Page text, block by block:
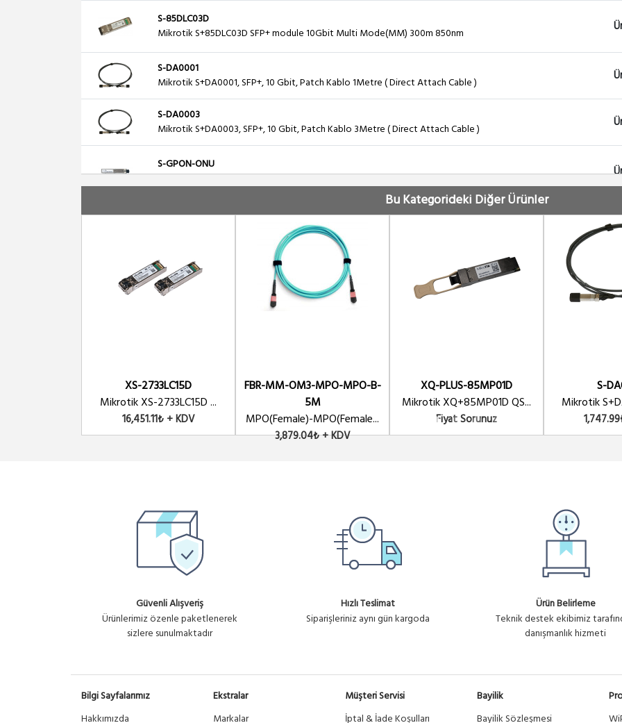
S-85DLC03D
Mikrotik S+85DLC03D SFP+ module 10Gbit Multi Mode(MM) 300m 850nm
S-DA0001
Mikrotik S+DA0001, SFP+, 10 Gbit, Patch Kablo 1Metre ( Direct Attach Cable )
S-DA0003
Mikrotik S+DA0003, SFP+, 10 Gbit, Patch Kablo 3Metre ( Direct Attach Cable )
S-GPON-ONU
Mikrotik S-GPON-ONU Tek Yonlu SFP, S-35LC20D + S-53LC20D ( TX/RX Modül )
Bu Kategorideki Diğer Ürünler
XS-2733LC15D
Mikrotik XS-2733LC15D ...
16,451.11₺ + KDV
FBR-MM-OM3-MPO-MPO-B-
5M
MPO(Female)-MPO(Female...
3,879.04₺ + KDV
XQ-PLUS-85MP01D
Mikrotik XQ+85MP01D QS...
Fiyat Sorunuz
S-
Mikrotik
Güvenli Alışveriş
Ürünlerimiz özenle paketlenerek
sizlere sunulmaktadır
Hızlı Teslimat
Siparişleriniz aynı gün kargoda
Ürün Belirleme
Teknik destek ekibimiz
danışmanlık hizmeti
Bilgi Sayfalarımız
Hakkımızda
Ekstralar
Markalar
Müşteri Servisi
İptal & İade Koşulları
Bayilik
Bayilik Sözleşmesi